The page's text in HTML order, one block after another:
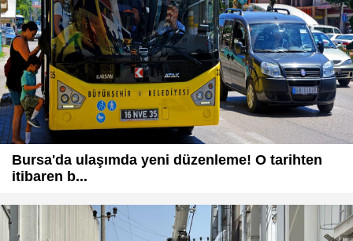
Bursa'da ulaşımda yeni düzenleme! O tarihten
itibaren b...